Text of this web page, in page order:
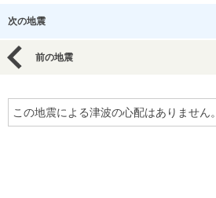
次の地震
前の地震
この地震による津波の心配はありません。